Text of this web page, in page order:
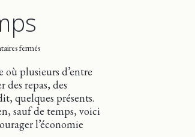
ferméssur
donner
du
temps
où plusieurs d’entre
des repas, des
quelques présents.
sauf de temps, voici
l’économie